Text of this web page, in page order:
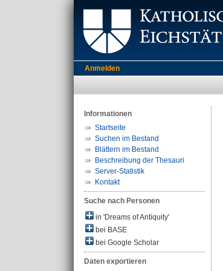
Anmelden
Informationen
Startseite
Suchen im Bestand
Blättern im Bestand
Beschreibung der Thesauri
Server-Statistik
Kontakt
Suche nach Personen
in 'Dreams of Antiquity'
bei BASE
bei Google Scholar
Daten exportieren